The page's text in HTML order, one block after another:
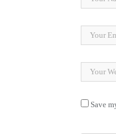
Save